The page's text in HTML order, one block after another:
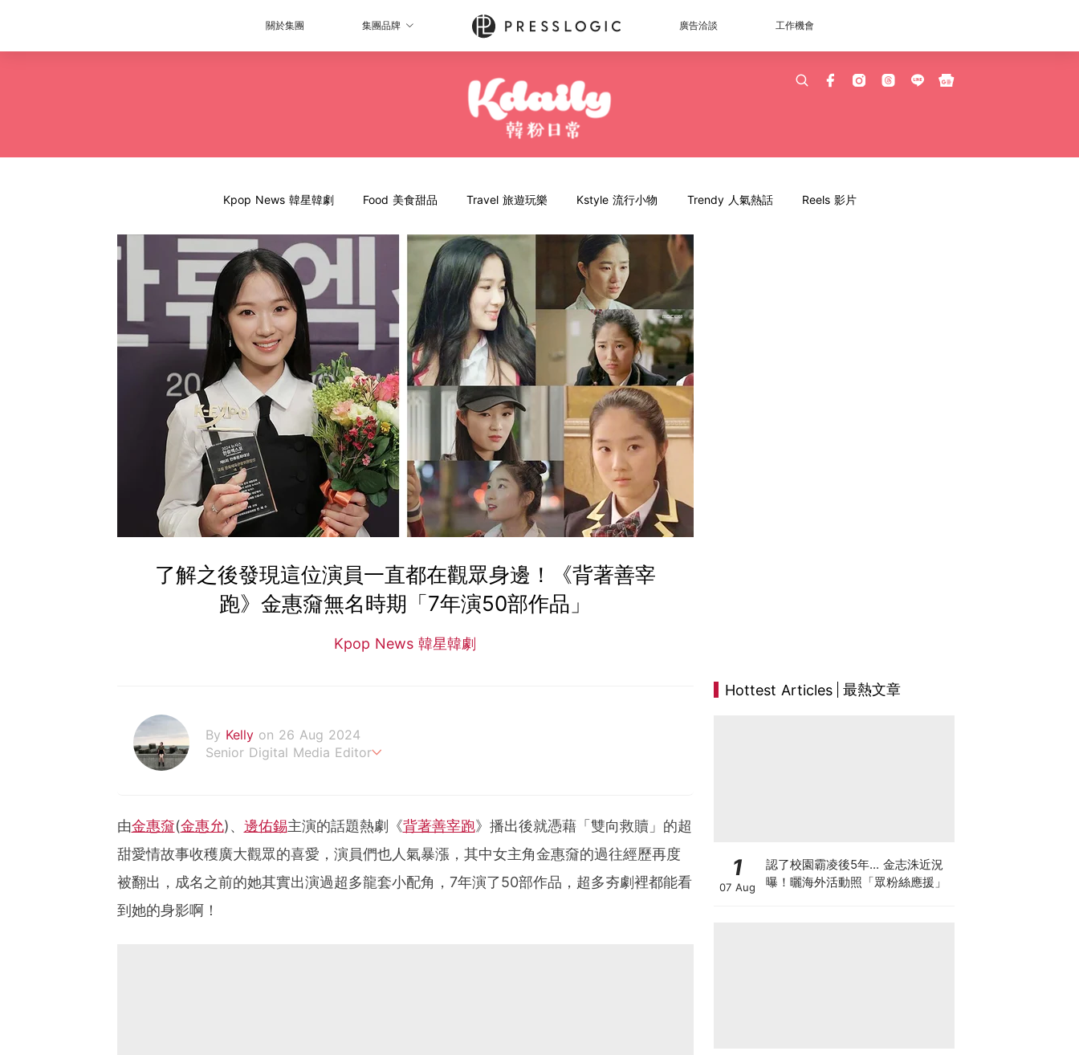
關於集團 集團品牌 廣告洽談 工作機會
Kpop News 韓星韓劇 Food 美食甜品 Travel 旅遊玩樂 Kstyle 流行小物 Trendy 人氣熱話 Reels 影片
了解之後發現這位演員一直都在觀眾身邊！《背著善宰
跑》金惠奫無名時期「7年演50部作品」
Kpop News 韓星韓劇
By Kelly on 26 Aug 2024
Senior Digital Media Editor
由金惠奫(金惠允)、 邊佑錫主演的話題熱劇《背著善宰跑》播出後就憑藉「雙向救贖」的超
甜愛情故事收穫廣大觀眾的喜愛，演員們也人氣暴漲，其中女主角金惠奫的過往經歷再度
被翻出，成名之前的她其實出演過超多龍套小配角，7年演了50部作品，超多夯劇裡都能看
到她的身影啊！
Hottest Articles 最熱文章
1
07 Aug
認了校園霸凌後5年... 金志洙近況
曝！曬海外活動照「眾粉絲應援」